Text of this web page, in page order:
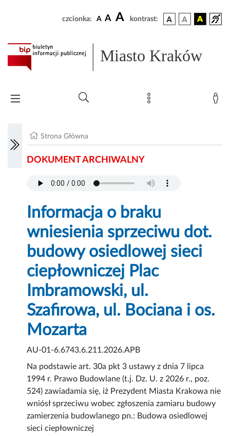
czcionka: A A A kontrast:
Miasto Kraków
Strona Główna
DOKUMENT ARCHIWALNY
Informacja o braku
wniesienia sprzeciwu dot.
budowy osiedlowej sieci
ciepłowniczej Plac
Imbramowski, ul.
Szafirowa, ul. Bociana i os.
Mozarta
AU-01-6.6743.6.211.2026.APB
Na podstawie art. 30a pkt 3 ustawy z dnia 7 lipca
1994 r. Prawo Budowlane (t.j. Dz. U. z 2026 r., poz.
524) zawiadamia się, iż Prezydent Miasta Krakowa nie
wniósł sprzeciwu wobec zgłoszenia zamiaru budowy
zamierzenia budowlanego pn.: Budowa osiedlowej
sieci ciepłowniczej